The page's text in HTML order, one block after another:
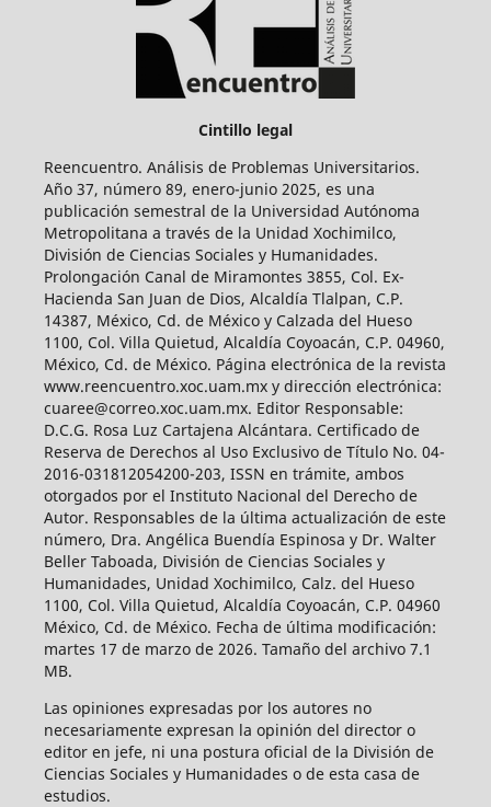
Cintillo legal
Reencuentro. Análisis de Problemas Universitarios.
Año 37, número 89, enero-junio 2025, es una
publicación semestral de la Universidad Autónoma
Metropolitana a través de la Unidad Xochimilco,
División de Ciencias Sociales y Humanidades.
Prolongación Canal de Miramontes 3855, Col. Ex-
Hacienda San Juan de Dios, Alcaldía Tlalpan, C.P.
14387, México, Cd. de México y Calzada del Hueso
1100, Col. Villa Quietud, Alcaldía Coyoacán, C.P. 04960,
México, Cd. de México. Página electrónica de la revista
www.reencuentro.xoc.uam.mx y dirección electrónica:
cuaree@correo.xoc.uam.mx. Editor Responsable:
D.C.G. Rosa Luz Cartajena Alcántara. Certificado de
Reserva de Derechos al Uso Exclusivo de Título No. 04-
2016-031812054200-203, ISSN en trámite, ambos
otorgados por el Instituto Nacional del Derecho de
Autor. Responsables de la última actualización de este
número, Dra. Angélica Buendía Espinosa y Dr. Walter
Beller Taboada, División de Ciencias Sociales y
Humanidades, Unidad Xochimilco, Calz. del Hueso
1100, Col. Villa Quietud, Alcaldía Coyoacán, C.P. 04960
México, Cd. de México. Fecha de última modificación:
martes 17 de marzo de 2026. Tamaño del archivo 7.1
MB.
Las opiniones expresadas por los autores no
necesariamente expresan la opinión del director o
editor en jefe, ni una postura oficial de la División de
Ciencias Sociales y Humanidades o de esta casa de
estudios.